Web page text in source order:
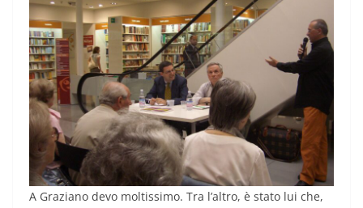
A Graziano devo moltissimo. Tra l’altro, è stato lui che,